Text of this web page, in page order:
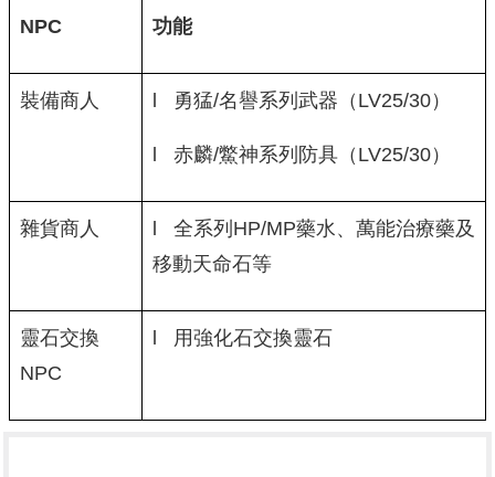
NPC 功能
裝備商人 l 勇猛/名譽系列武器（LV25/30）
l 赤麟/鱉神系列防具（LV25/30）
雜貨商人
l 全系列HP/MP藥水、萬能治療藥及
移動天命石等
靈石交換
NPC
l 用強化石交換靈石